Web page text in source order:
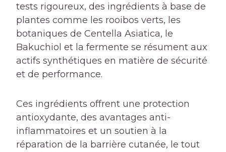
tests rigoureux, des ingrédients à base de
plantes comme les rooibos verts, les
botaniques de Centella Asiatica, le
Bakuchiol et la fermente se résument aux
actifs synthétiques en matière de sécurité
et de performance.
Ces ingrédients offrent une protection
antioxydante, des avantages anti-
inflammatoires et un soutien à la
réparation de la barrière cutanée, le tout